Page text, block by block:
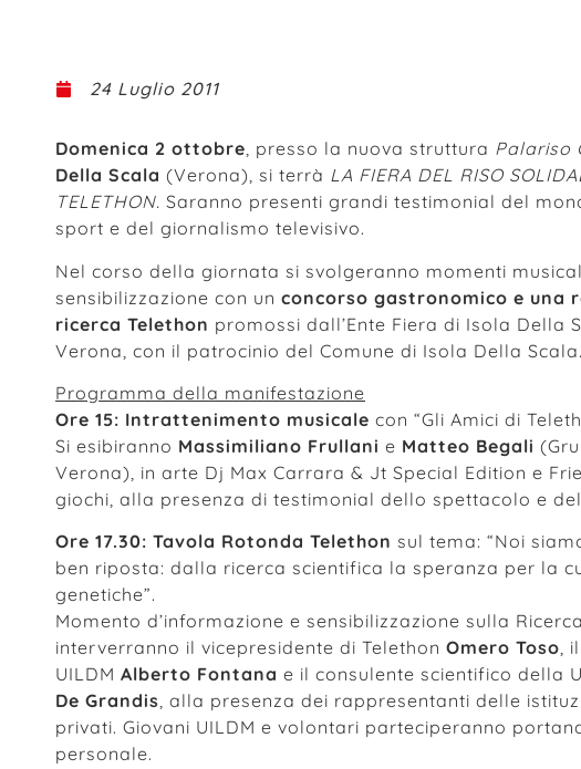
24 Luglio 2011
Domenica 2 ottobre, presso la nuova struttura Palariso
Della Scala (Verona), si terrà LA FIERA DEL RISO
TELETHON. Saranno presenti grandi testimonial del
sport e del giornalismo televisivo.
Nel corso della giornata si svolgeranno momenti
sensibilizzazione con un concorso gastronomico e una
ricerca Telethon promossi dall’Ente Fiera di Isola Della
Verona, con il patrocinio del Comune di Isola Della Scala.
Programma della manifestazione
Ore 15: Intrattenimento musicale con “Gli Amici di
Si esibiranno Massimiliano Frullani e Matteo Begali
Verona), in arte Dj Max Carrara & Jt Special Edition e
giochi, alla presenza di testimonial dello spettacolo e
Ore 17.30: Tavola Rotonda Telethon sul tema: “Noi
ben riposta: dalla ricerca scientifica la speranza per la
genetiche”.
Momento d’informazione e sensibilizzazione sulla
interverranno il vicepresidente di Telethon Omero Toso,
UILDM Alberto Fontana e il consulente scientifico della
De Grandis, alla presenza dei rappresentanti delle
privati. Giovani UILDM e volontari parteciperanno
personale.